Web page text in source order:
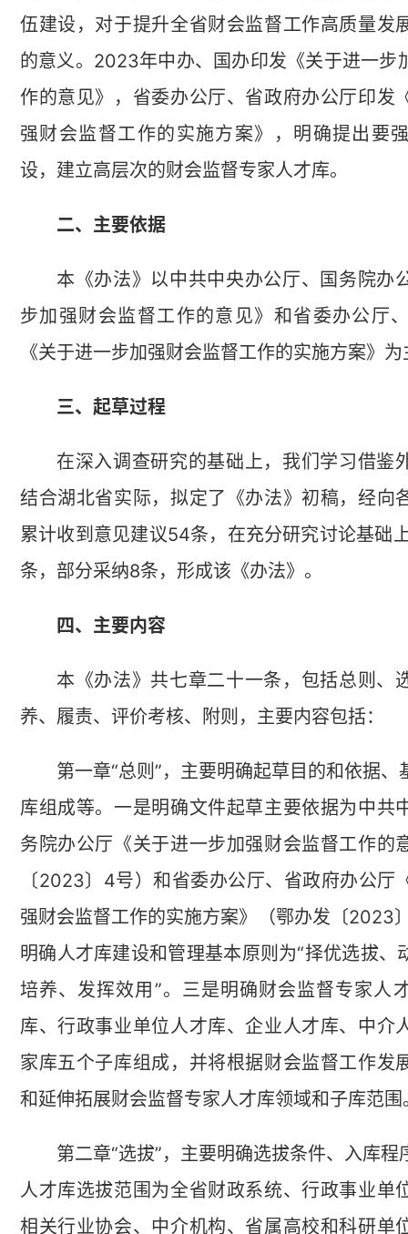
伍建设，对于提升全省财会监督工作高质量发
的意义。2023年中办、国办印发《关于进一步
作的意见》，省委办公厅、省政府办公厅印发
强财会监督工作的实施方案》，明确提出要
设，建立高层次的财会监督专家人才库。
二、主要依据
本《办法》以中共中央办公厅、国务院办
步加强财会监督工作的意见》和省委办公厅
《关于进一步加强财会监督工作的实施方案》
三、起草过程
在深入调查研究的基础上，我们学习借鉴
结合湖北省实际，拟定了《办法》初稿，经向
累计收到意见建议54条，在充分研究讨论基础
条，部分采纳8条，形成该《办法》。
四、主要内容
本《办法》共七章二十一条，包括总则、
养、履责、评价考核、附则，主要内容包括：
第一章“总则”，主要明确起草目的和依据、
库组成等。一是明确文件起草主要依据为中共
务院办公厅《关于进一步加强财会监督工作的
〔2023〕4号）和省委办公厅、省政府办公厅
强财会监督工作的实施方案》（鄂办发〔2023
明确人才库建设和管理基本原则为“择优选拔、
培养、发挥效用”。三是明确财会监督专家人
库、行政事业单位人才库、企业人才库、中介
家库五个子库组成，并将根据财会监督工作发
和延伸拓展财会监督专家人才库领域和子库范围
第二章“选拔”，主要明确选拔条件、入库程
人才库选拔范围为全省财政系统、行政事业单
相关行业协会、中介机构、省属高校和科研单